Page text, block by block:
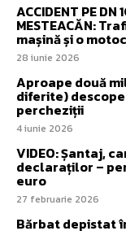
ACCIDENT PE DN
MESTEACĂN:
mașină și o
28 iunie 2026
Aproape două
diferite)
percheziții
4 iunie 2026
VIDEO: Șantaj,
declaraților –
euro
27 februarie 2026
Bărbat depistat